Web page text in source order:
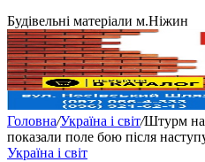
Будівельні матеріали м.Ніжин
Головна/Україна і світ/Штурм на
показали поле бою після
Україна і світ